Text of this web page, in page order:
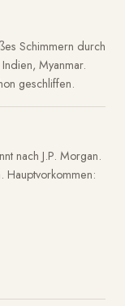
Schimmern durch
Myanmar.
geschliffen.
nach J.P. Morgan.
Hauptvorkommen: